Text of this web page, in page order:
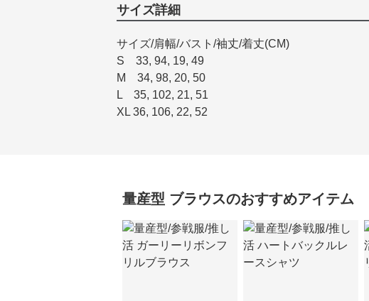
サイズ詳細
サイズ/肩幅/バスト/袖丈/着丈(CM)
S 33, 94, 19, 49
M 34, 98, 20, 50
L 35, 102, 21, 51
XL 36, 106, 22, 52
量産型 ブラウスのおすすめアイテム